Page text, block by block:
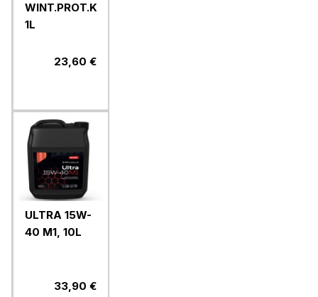
WINT.PROT.K,
1L
23,60 €
ULTRA 15W-
40 M1, 10L
33,90 €